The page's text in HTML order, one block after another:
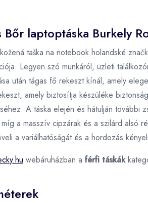
Bőr laptoptáska Burkely
taška na notebook holandské
Legyen szó munkáról, üzleti
után tágas fő rekeszt kínál, amely
amely biztosítja készüléke
A táska elején és hátulján további
a masszív cipzárak és a szilárd alsó
a variálhatóságát és a hordozás
webáruházban a férfi táskák